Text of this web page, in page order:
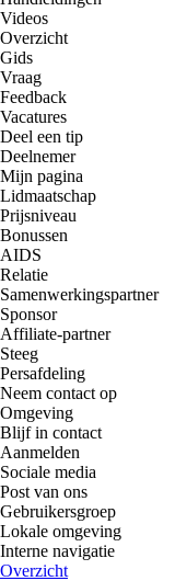
Videos
Overzicht
Gids
Vraag
Feedback
Vacatures
Deel een tip
Deelnemer
Mijn pagina
Lidmaatschap
Prijsniveau
Bonussen
AIDS
Relatie
Samenwerkingspartner
Sponsor
Affiliate-partner
Steeg
Persafdeling
Neem contact op
Omgeving
Blijf in contact
Aanmelden
Sociale media
Post van ons
Gebruikersgroep
Lokale omgeving
Interne navigatie
Overzicht